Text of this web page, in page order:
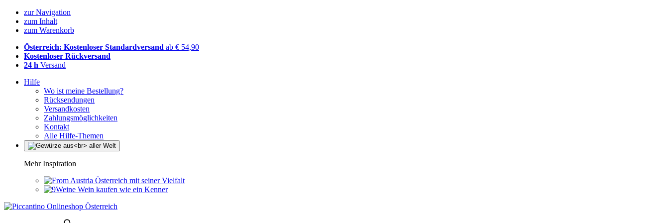
zur Navigation
zum Inhalt
zum Warenkorb
Österreich: Kostenloser Standardversand ab € 54,90
Kostenloser Rückversand
24 h Versand
Hilfe
Wo ist meine Bestellung?
Rücksendungen
Versandkosten
Zahlungsmöglichkeiten
Kontakt
Alle Hilfe-Themen
Mehr Inspiration
Österreich mit seiner Vielfalt
Wein kaufen wie ein Kenner